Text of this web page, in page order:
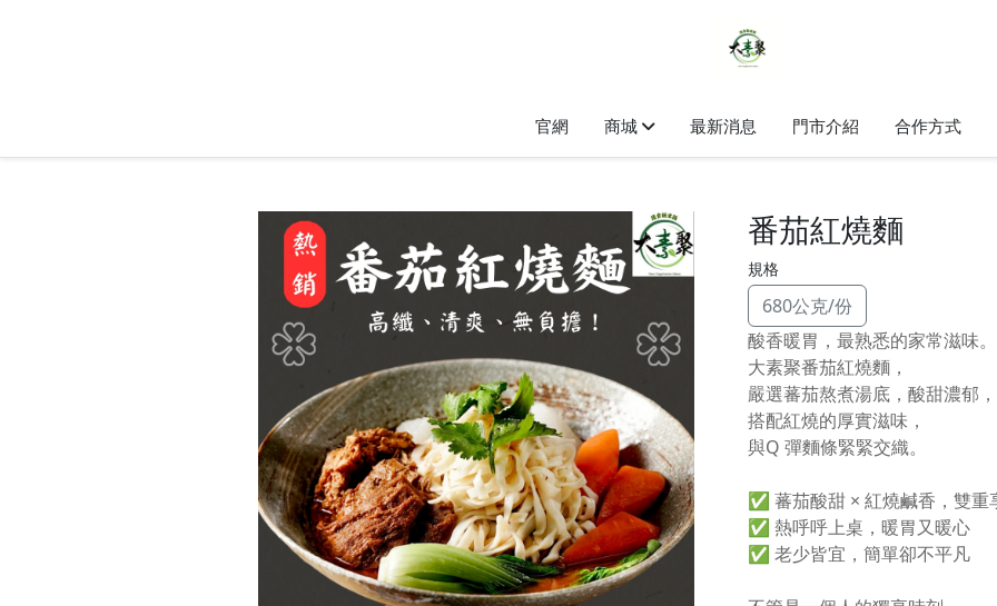
官網 商城 最新消息 門市介紹 合作方式
番茄紅燒麵
規格
680公克/份
酸香暖胃，最熟悉的家常滋味。
大素聚番茄紅燒麵，
嚴選蕃茄熬煮湯底，酸甜濃郁，
搭配紅燒的厚實滋味，
與Q 彈麵條緊緊交織。
✅ 蕃茄酸甜 × 紅燒鹹香，雙重
✅ 熱呼呼上桌，暖胃又暖心
✅ 老少皆宜，簡單卻不平凡